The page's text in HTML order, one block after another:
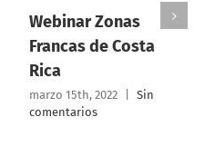
Euca Trade
sobre las energias
febrero 17th, 2022
comentarios